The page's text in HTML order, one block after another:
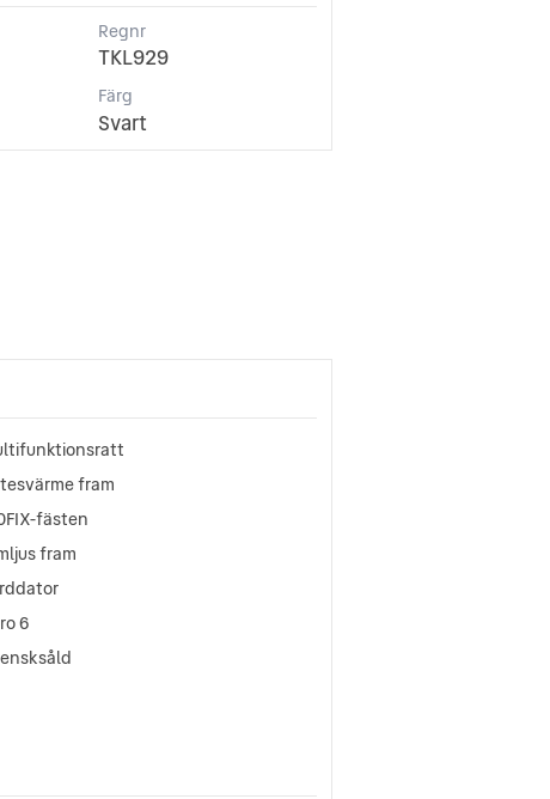
Regnr
TKL929
Färg
Svart
fram
fästen
fram
6